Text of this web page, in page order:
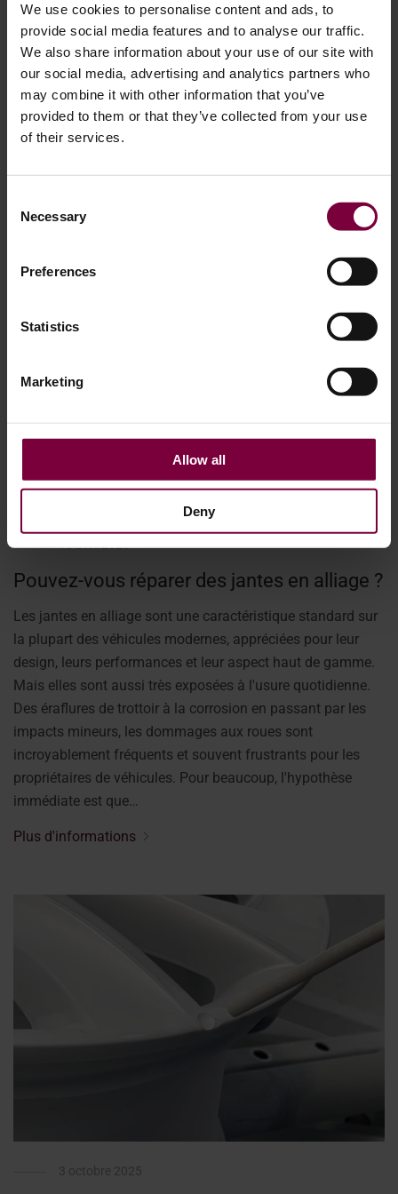
We use cookies to personalise content and ads, to
provide social media features and to analyse our traffic.
We also share information about your use of our site with
our social media, advertising and analytics partners who
may combine it with other information that you’ve
provided to them or that they’ve collected from your use
of their services.
Selection
Necessary
Preferences
Statistics
Marketing
Allow all
Deny
sont également facilement endommagées par les éraflures
de trottoir, les rayures, la corrosion et le décollement du
vernis. De nombreux propriétaires de véhicules pensent que
les jantes endommagées doivent être remplacées – mais
dans la plupart des cas, elles peuvent être réparées et
restaurées professionnellement. Grâce à la technologie
peuvent restaurer les diamantées...
Plus d'informations
15 avril 2026
Pouvez-vous réparer des jantes en alliage ?
Les jantes en alliage sont une caractéristique standard sur
la plupart des véhicules modernes, appréciées pour leur
design, leurs performances et leur aspect haut de gamme.
Mais elles sont aussi très exposées à l'usure quotidienne.
Des éraflures de trottoir à la corrosion en passant par les
impacts mineurs, les dommages aux roues sont
incroyablement fréquents et souvent frustrants pour les
propriétaires de véhicules. Pour beaucoup, l'hypothèse
immédiate est que…
Plus d'informations